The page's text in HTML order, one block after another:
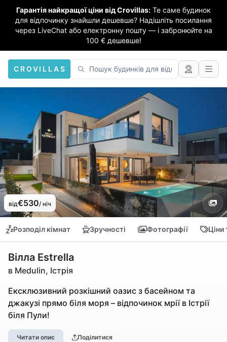
Гарантія найкращої ціни від Crovillas: Те саме будинок
для відпочинку знайшли дешевше? Надішліть посилання
через LiveChat або електронну пошту — і забронюйте на
100 € дешевше!
CROVILLAS
від€530/ ніч
Розподіл кімнат Зручності Фотографії Ціни
Вілла Estrella
в Medulin, Істрія
Ексклюзивний розкішний оазис з басейном та
джакузі прямо біля моря – відпочинок мрії в Істрії
біля Пули!
Читати опис Поділитися